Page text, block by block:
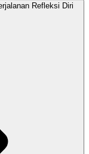
Refleksi Diri